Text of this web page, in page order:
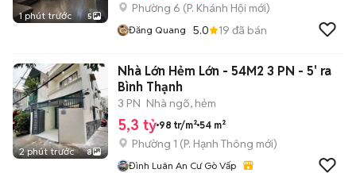
1 phút trước 5
Phường 6 (P. Khánh Hội mới)
Đăng Quang 5.0 19 đã bán
2 phút trước 8
Nhà Lớn Hẻm Lớn - 54M2 3 PN - 5' ra
Bình Thạnh
3 PN Nhà ngõ, hẻm
5,3 tỷ 98 tr/m² 54 m²
Phường 1 (P. Hạnh Thông mới)
Đình Luân An Cư Gò Vấp